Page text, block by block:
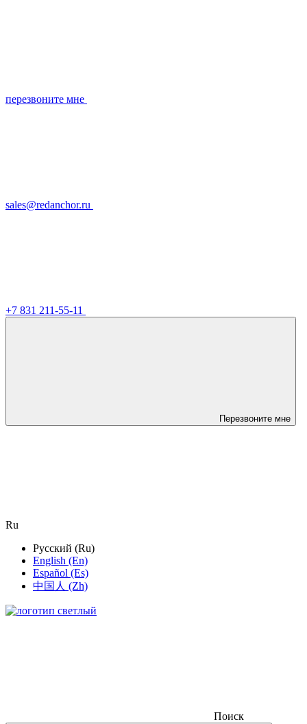
перезвоните мне
sales@redanchor.ru
+7 831 211-55-11
Перезвоните мне
Ru
Русский (Ru)
English (En)
Español (Es)
中国人 (Zh)
Поиск